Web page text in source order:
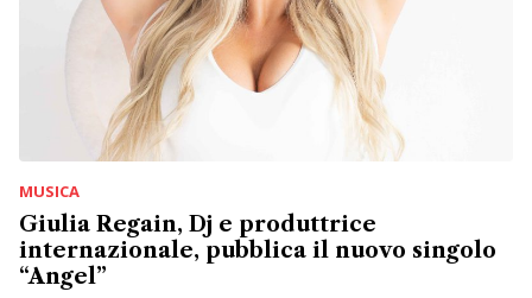
MUSICA
Giulia Regain, Dj e produttrice
internazionale, pubblica il nuovo singolo
“Angel”